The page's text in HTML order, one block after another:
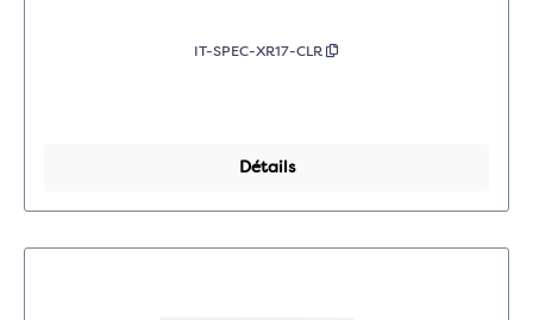
IT-SPEC-XR17-CLR
Détails